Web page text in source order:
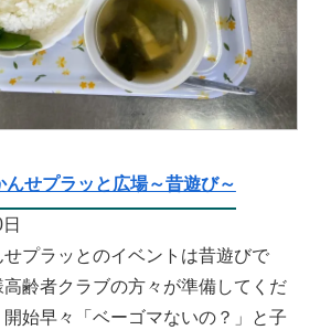
せプラッと広場～昔遊び～
プラッとのイベントは昔遊びで
齢者クラブの方々が準備してくだ
開始早々「ベーゴマないの？」と子